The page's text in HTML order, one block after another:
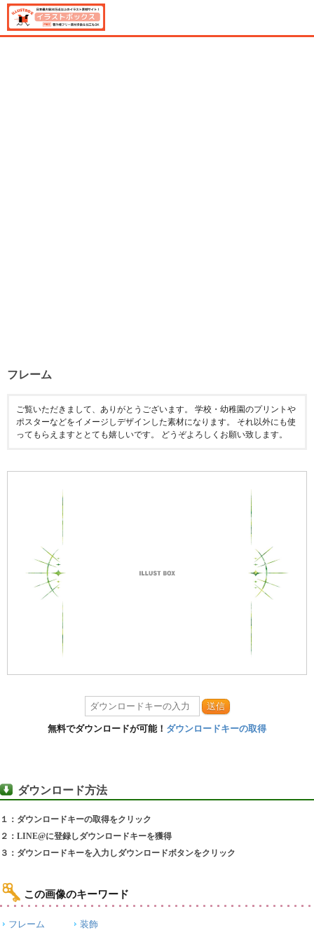
フレーム
ご覧いただきまして、ありがとうございます。 学校・幼稚園のプリントや
ポスターなどをイメージしデザインした素材になります。 それ以外にも使
ってもらえますととても嬉しいです。 どうぞよろしくお願い致します。
送信
無料でダウンロードが可能！ ダウンロードキーの取得
ダウンロード方法
１：ダウンロードキーの取得をクリック
２：LINE@に登録しダウンロードキーを獲得
３：ダウンロードキーを入力しダウンロードボタンをクリック
この画像のキーワード
フレーム 装飾